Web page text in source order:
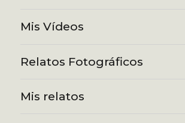
Mis Vídeos
Relatos Fotográficos
Mis relatos